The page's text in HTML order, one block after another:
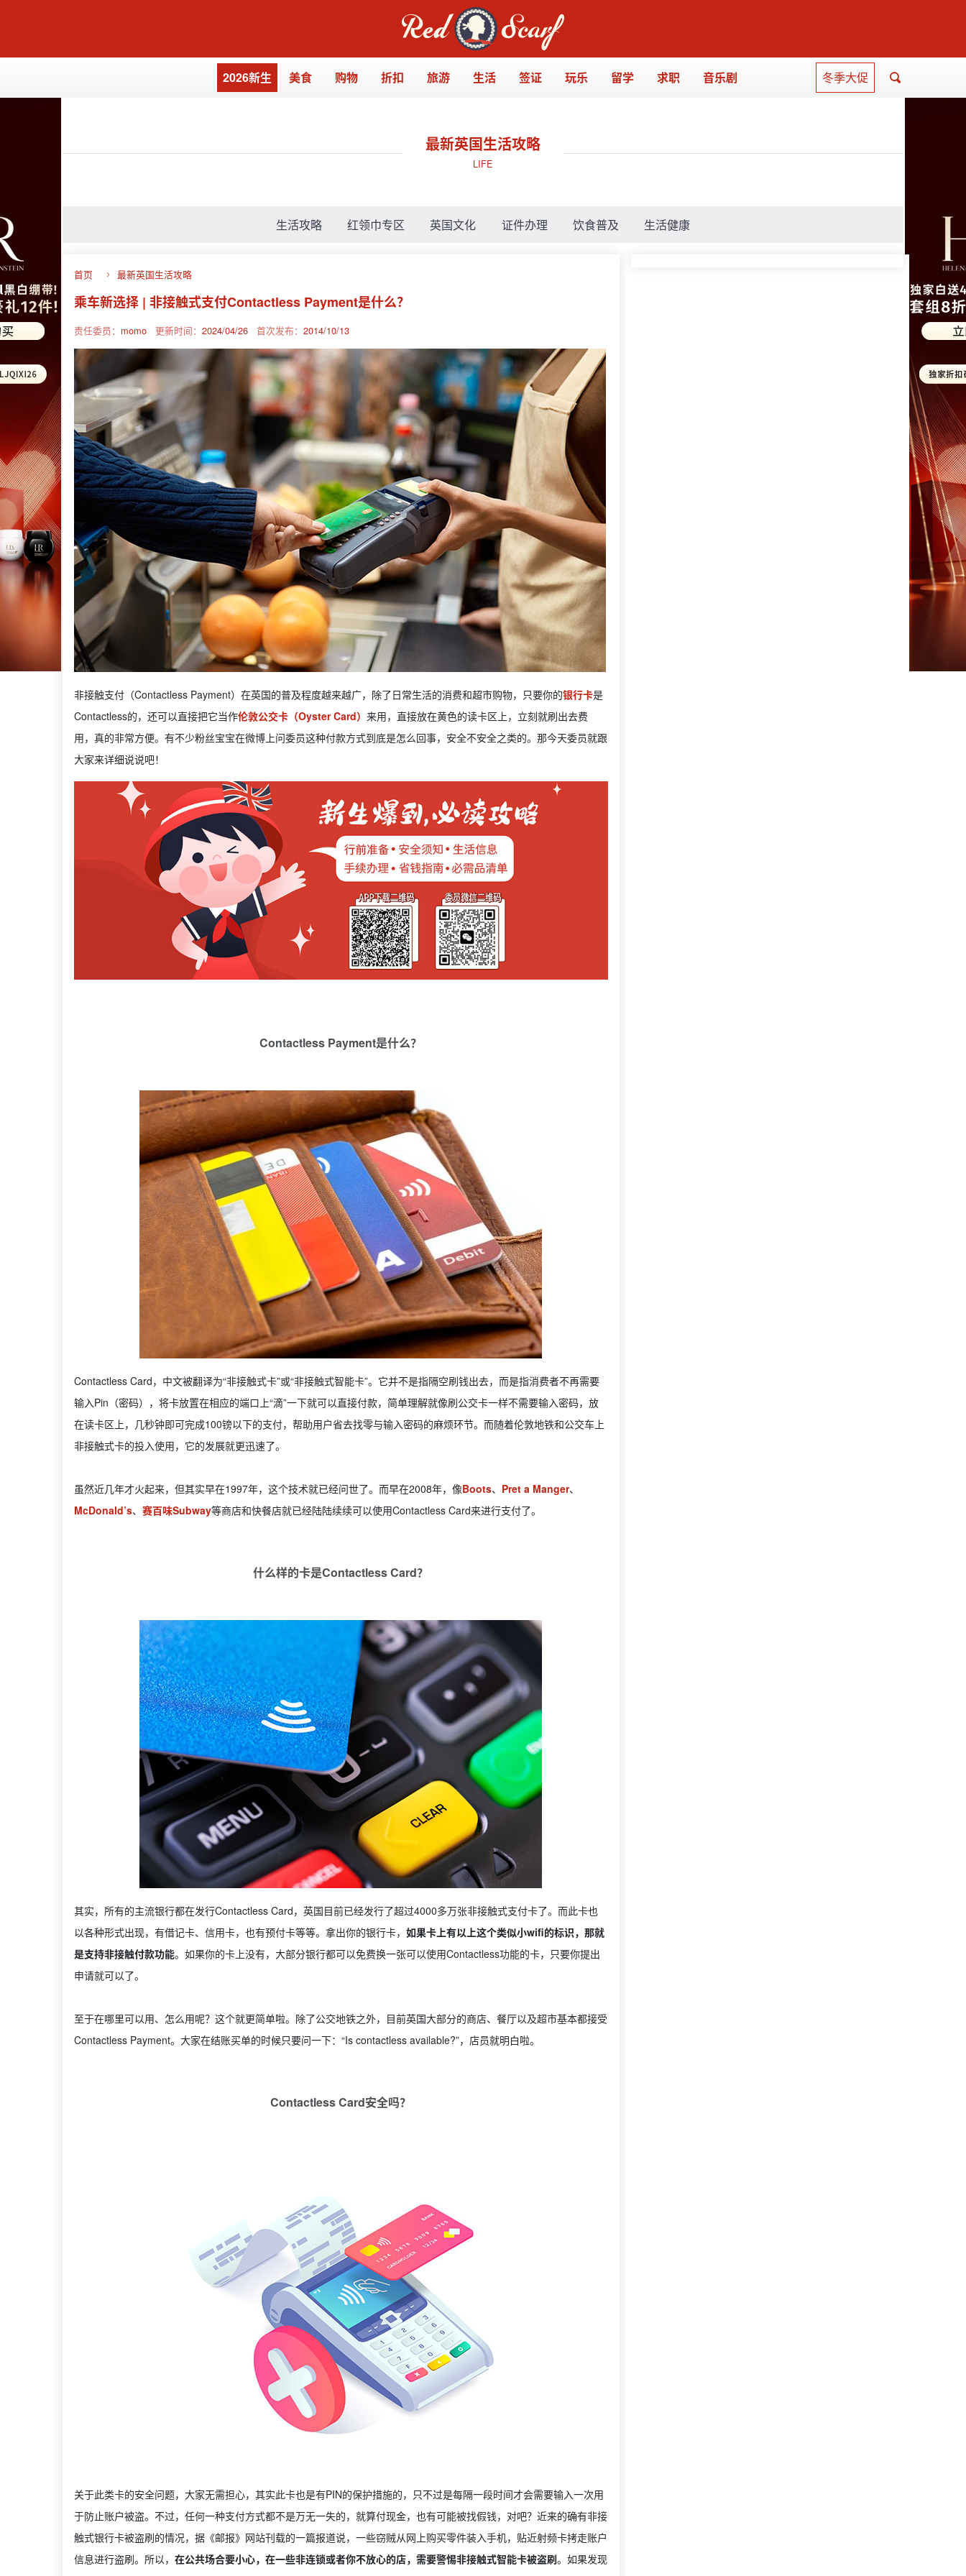
2026新生 美食 购物 折扣 旅游 生活 签证 玩乐 留学 求职 音乐剧 冬季大促
最新英国生活攻略
LIFE
生活攻略 红领巾专区 英国文化 证件办理 饮食普及 生活健康
首页 最新英国生活攻略
乘车新选择 | 非接触式支付Contactless Payment是什么？
责任委员： momo 更新时间： 2024/04/26 首次发布： 2014/10/13
非接触支付（Contactless Payment）在英国的普及程度越来越广，除了日常生活的消费和超市购物，只要你的银行卡是
Contactless的，还可以直接把它当作伦敦公交卡（Oyster Card） 来用，直接放在黄色的读卡区上，立刻就刷出去费
用，真的非常方便。有不少粉丝宝宝在微博上问委员这种付款方式到底是怎么回事，安全不安全之类的。那今天委员就跟
大家来详细说说吧！
Contactless Payment是什么？
Contactless Card，中文被翻译为“非接触式卡”或“非接触式智能卡”。它并不是指隔空刷钱出去，而是指消费者不再需要
输入Pin（密码），将卡放置在相应的端口上“滴”一下就可以直接付款，简单理解就像刷公交卡一样不需要输入密码，放
在读卡区上，几秒钟即可完成100镑以下的支付，帮助用户省去找零与输入密码的麻烦环节。而随着伦敦地铁和公交车上
非接触式卡的投入使用，它的发展就更迅速了。
虽然近几年才火起来，但其实早在1997年，这个技术就已经问世了。而早在2008年，像Boots、 Pret a Manger、
McDonald’s、 赛百味Subway等商店和快餐店就已经陆陆续续可以使用Contactless Card来进行支付了。
什么样的卡是Contactless Card？
其实，所有的主流银行都在发行Contactless Card，英国目前已经发行了超过4000多万张非接触式支付卡了。而此卡也
以各种形式出现，有借记卡、信用卡，也有预付卡等等。拿出你的银行卡， 如果卡上有以上这个类似小wifi的标识，那就
是支持非接触付款功能。如果你的卡上没有，大部分银行都可以免费换一张可以使用Contactless功能的卡，只要你提出
申请就可以了。
至于在哪里可以用、怎么用呢？这个就更简单啦。除了公交地铁之外，目前英国大部分的商店、餐厅以及超市基本都接受
Contactless Payment。大家在结账买单的时候只要问一下：“Is contactless available?”，店员就明白啦。
Contactless Card安全吗？
关于此类卡的安全问题，大家无需担心，其实此卡也是有PIN的保护措施的，只不过是每隔一段时间才会需要输入一次用
于防止账户被盗。不过，任何一种支付方式都不是万无一失的，就算付现金，也有可能被找假钱，对吧？近来的确有非接
触式银行卡被盗刷的情况，据《邮报》网站刊载的一篇报道说，一些窃贼从网上购买零件装入手机，贴近射频卡拷走账户
信息进行盗刷。所以， 在公共场合要小心，在一些非连锁或者你不放心的店，需要警惕非接触式智能卡被盗刷。如果发现